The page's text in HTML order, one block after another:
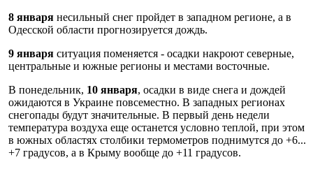
8 января несильный снег пройдет в западном регионе, а в
Одесской области прогнозируется дождь.
9 января ситуация поменяется - осадки накроют северные,
центральные и южные регионы и местами восточные.
В понедельник, 10 января, осадки в виде снега и дождей
ожидаются в Украине повсеместно. В западных регионах
снегопады будут значительные. В первый день недели
температура воздуха еще останется условно теплой, при этом
в южных областях столбики термометров поднимутся до +6...
+7 градусов, а в Крыму вообще до +11 градусов.